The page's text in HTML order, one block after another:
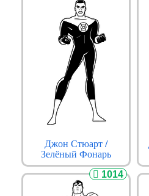
Джон Стюарт /
Зелёный Фонарь
1014